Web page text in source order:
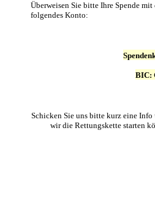
Überweisen Sie bitte Ihre Spende
folgendes Konto:
BIC:
Schicken Sie uns bitte kurz eine Info
wir die Rettungskette starten